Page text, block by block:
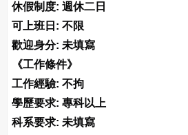
休假制度: 週休二日
可上班日: 不限
歡迎身分: 未填寫
《工作條件》
工作經驗: 不拘
學歷要求: 專科以上
科系要求: 未填寫